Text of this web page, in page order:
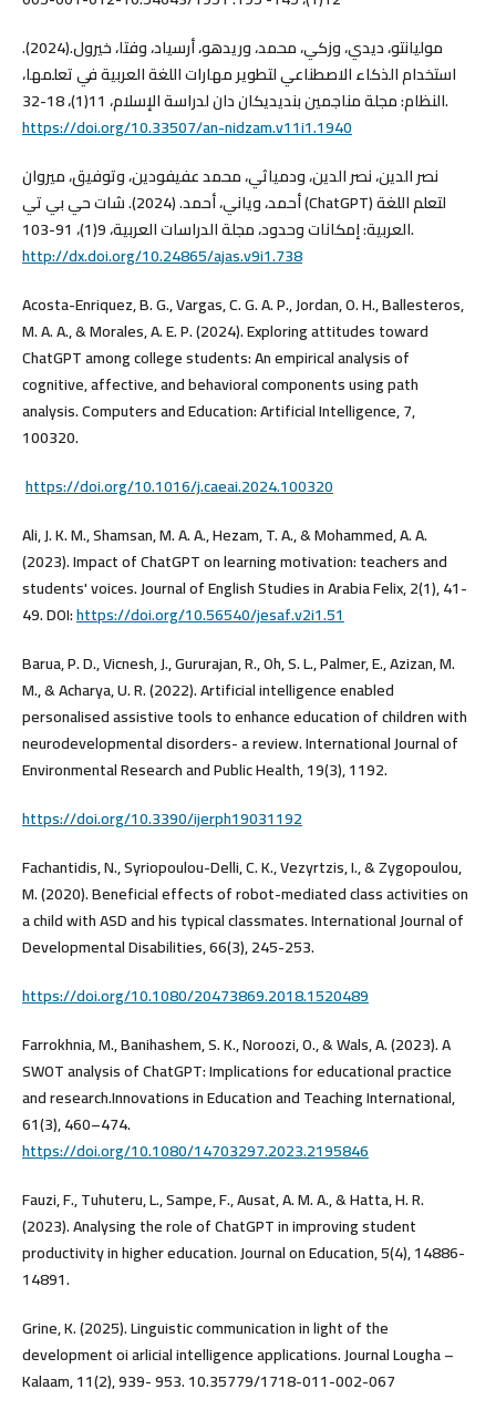
موليانتو، ديدي، وزكي، محمد، وريدهو، أرسياد، وفتا، خيرول.(2024).
استخدام الذكاء الاصطناعي لتطوير مهارات اللغة العربية في تعلمها،
النظام: مجلة مناجمين بنديديكان دان لدراسة الإسلام، 11(1)، 18-32.
https://doi.org/10.33507/an-nidzam.v11i1.1940
نصر الدين، نصر الدين، ودمياثي، محمد عفيفودين، وتوفيق، ميروان
أحمد، وياني، أحمد. (2024). شات حي بي تي (ChatGPT) لتعلم اللغة
العربية: إمكانات وحدود، مجلة الدراسات العربية، 9(1)، 91-103.
http://dx.doi.org/10.24865/ajas.v9i1.738
Acosta-Enriquez, B. G., Vargas, C. G. A. P., Jordan, O. H., Ballesteros,
M. A. A., & Morales, A. E. P. (2024). Exploring attitudes toward
ChatGPT among college students: An empirical analysis of
cognitive, affective, and behavioral components using path
analysis. Computers and Education: Artificial Intelligence, 7,
100320.
https://doi.org/10.1016/j.caeai.2024.100320
Ali, J. K. M., Shamsan, M. A. A., Hezam, T. A., & Mohammed, A. A.
(2023). Impact of ChatGPT on learning motivation: teachers and
students' voices. Journal of English Studies in Arabia Felix, 2(1), 41-
49.‏ DOI:https://doi.org/10.56540/jesaf.v2i1.51
Barua, P. D., Vicnesh, J., Gururajan, R., Oh, S. L., Palmer, E., Azizan, M.
M., & Acharya, U. R. (2022). Artificial intelligence enabled
personalised assistive tools to enhance education of children with
neurodevelopmental disorders- a review. International Journal of
Environmental Research and Public Health, 19(3), 1192.
https://doi.org/10.3390/ijerph19031192‏
Fachantidis, N., Syriopoulou-Delli, C. K., Vezyrtzis, I., & Zygopoulou,
M. (2020). Beneficial effects of robot-mediated class activities on
a child with ASD and his typical classmates. International Journal of
https://doi.org/10.1080/20473869.2018.1520489
Farrokhnia, M., Banihashem, S. K., Noroozi, O., & Wals, A. (2023). A
SWOT analysis of ChatGPT: Implications for educational practice
and research.Innovations in Education and Teaching International,
61(3), 460–474.
https://doi.org/10.1080/14703297.2023.2195846
Fauzi, F., Tuhuteru, L., Sampe, F., Ausat, A. M. A., & Hatta, H. R.
(2023). Analysing the role of ChatGPT in improving student
productivity in higher education. Journal on Education, 5(4), 14886-
14891.
Grine, K. (2025). Linguistic communication in light of the
development oi arlicial intelligence applications. Journal Lougha –
Kalaam, 11(2), 939- 953. 10.35779/1718-011-002-067